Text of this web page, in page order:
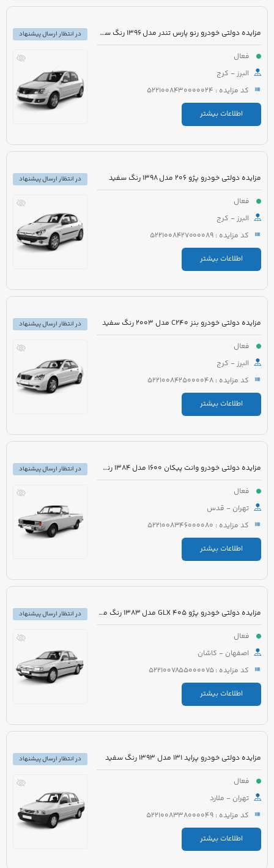
مزایده دولتی خودرو رنو پارس تندر مدل 1396 رنگ سفید
فعال
البرز - کرج
کد مزایده : 5221008430000024
اطلاعات بیشتر
در انتظار ارسال پیشنهاد
مزایده دولتی خودرو پژو 206 مدل 1398 رنگ سفید
فعال
البرز - کرج
کد مزایده : 5221008427000089
اطلاعات بیشتر
در انتظار ارسال پیشنهاد
مزایده دولتی خودرو بنز C240 مدل 2003 رنگ سفید
فعال
البرز - کرج
کد مزایده : 5221008425000048
اطلاعات بیشتر
در انتظار ارسال پیشنهاد
مزایده دولتی خودرو وانت پیکان 1600 مدل 1384 رنگ سفید روغنی
فعال
تهران - قدس
کد مزایده : 5221008346000080
اطلاعات بیشتر
در انتظار ارسال پیشنهاد
مزایده دولتی خودرو پژو 405 GLX مدل 1383 رنگ مشکی متالیک
فعال
اصفهان - کاشان
کد مزایده : 5221007855000075
اطلاعات بیشتر
در انتظار ارسال پیشنهاد
مزایده دولتی خودرو پراید 131 مدل 1393 رنگ سفید
فعال
تهران - ملارد
کد مزایده : 5221008338000049
اطلاعات بیشتر
در انتظار ارسال پیشنهاد